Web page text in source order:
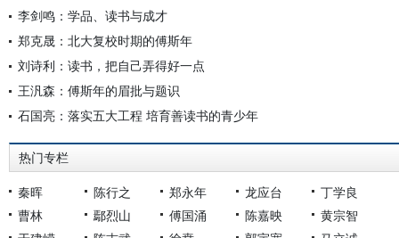
李剑鸣：学品、读书与成才
郑克晟：北大复校时期的傅斯年
刘诗利：读书，把自己弄得好一点
王汎森：傅斯年的眉批与题识
石国亮：落实五大工程 培育善读书的青少年
热门专栏
秦晖 陈行之 郑永年 龙应台
丁学良
曹林
鄢烈山 傅国涌 陈嘉映
黄宗智